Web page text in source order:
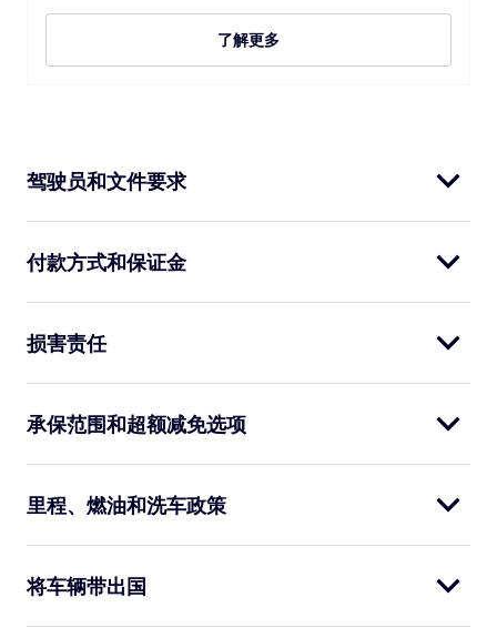
了解更多
驾驶员和文件要求
付款方式和保证金
损害责任
承保范围和超额减免选项
里程、燃油和洗车政策
将车辆带出国